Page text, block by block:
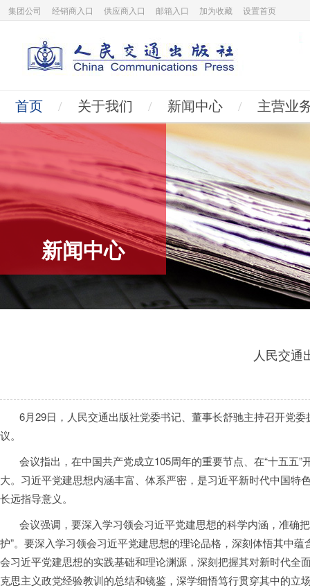
集团公司 经销商入口 供应商入口 邮箱入口 加为收藏 设置首页
首页 / 关于我们 / 新闻中心 / 主营业
新闻中心
人民交通
6月29日，人民交通出版社党委书记、董事长舒驰主持召开党委
议。
会议指出，在中国共产党成立105周年的重要节点、在“十五五”
大。习近平党建思想内涵丰富、体系严密，是习近平新时代中国
长远指导意义。
会议强调，要深入学习领会习近平党建思想的科学内涵，准确把
护”。要深入学习领会习近平党建思想的理论品格，深刻体悟其中
会习近平党建思想的实践基础和理论渊源，深刻把握其对新时代
克思主义政党经验教训的总结和镜鉴，深学细悟笃行贯穿其中的立